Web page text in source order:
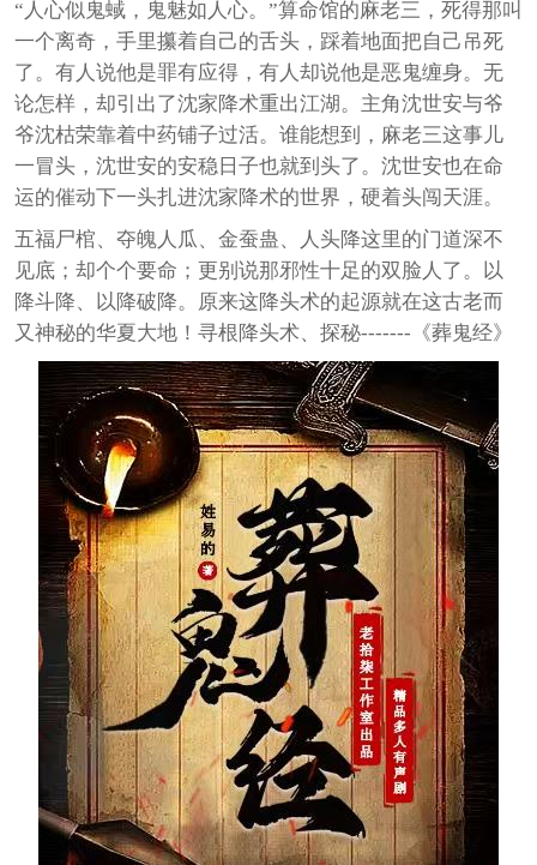
“人心似鬼蜮，鬼魅如人心。”算命馆的麻老三，死得那叫
一个离奇，手里攥着自己的舌头，踩着地面把自己吊死
了。有人说他是罪有应得，有人却说他是恶鬼缠身。无
论怎样，却引出了沈家降术重出江湖。主角沈世安与爷
爷沈枯荣靠着中药铺子过活。谁能想到，麻老三这事儿
一冒头，沈世安的安稳日子也就到头了。沈世安也在命
运的催动下一头扎进沈家降术的世界，硬着头闯天涯。
五福尸棺、夺魄人瓜、金蚕蛊、人头降这里的门道深不
见底；却个个要命；更别说那邪性十足的双脸人了。以
降斗降、以降破降。原来这降头术的起源就在这古老而
又神秘的华夏大地！寻根降头术、探秘-------《葬鬼经》